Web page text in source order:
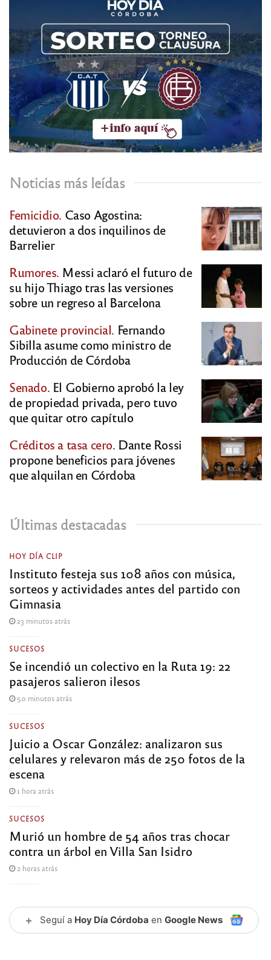
Noticias más leídas
Femicidio. Caso Agostina:
detuvieron a dos inquilinos de
Barrelier
Rumores. Messi aclaró el futuro de
su hijo Thiago tras las versiones
sobre un regreso al Barcelona
Gabinete provincial. Fernando
Sibilla asume como ministro de
Producción de Córdoba
Senado. El Gobierno aprobó la ley
de propiedad privada, pero tuvo
que quitar otro capítulo
Créditos a tasa cero. Dante Rossi
propone beneficios para jóvenes
que alquilan en Córdoba
Últimas destacadas
HOY DÍA CLIP
Instituto festeja sus 108 años con música,
sorteos y actividades antes del partido con
Gimnasia
23 minutos atrás
SUCESOS
Se incendió un colectivo en la Ruta 19: 22
pasajeros salieron ilesos
50 minutos atrás
SUCESOS
Juicio a Oscar González: analizaron sus
celulares y relevaron más de 250 fotos de la
escena
1 hora atrás
SUCESOS
Murió un hombre de 54 años tras chocar
contra un árbol en Villa San Isidro
2 horas atrás
+ Seguí a Hoy Día Córdoba en Google News